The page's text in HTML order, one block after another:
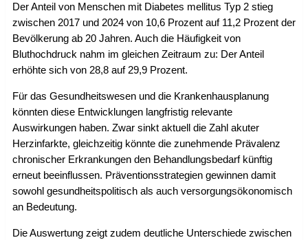
Der Anteil von Menschen mit Diabetes mellitus Typ 2 stieg
zwischen 2017 und 2024 von 10,6 Prozent auf 11,2 Prozent der
Bevölkerung ab 20 Jahren. Auch die Häufigkeit von
Bluthochdruck nahm im gleichen Zeitraum zu: Der Anteil
erhöhte sich von 28,8 auf 29,9 Prozent.
Für das Gesundheitswesen und die Krankenhausplanung
könnten diese Entwicklungen langfristig relevante
Auswirkungen haben. Zwar sinkt aktuell die Zahl akuter
Herzinfarkte, gleichzeitig könnte die zunehmende Prävalenz
chronischer Erkrankungen den Behandlungsbedarf künftig
erneut beeinflussen. Präventionsstrategien gewinnen damit
sowohl gesundheitspolitisch als auch versorgungsökonomisch
an Bedeutung.
Die Auswertung zeigt zudem deutliche Unterschiede zwischen